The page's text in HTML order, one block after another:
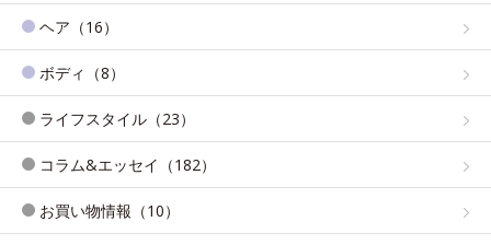
ヘア（16）
ボディ（8）
ライフスタイル（23）
コラム&エッセイ（182）
お買い物情報（10）